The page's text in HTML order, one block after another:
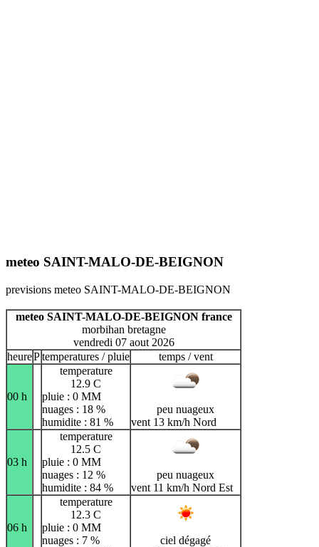
meteo SAINT-MALO-DE-BEIGNON
previsions meteo SAINT-MALO-DE-BEIGNON
meteo SAINT-MALO-DE-BEIGNON france
morbihan bretagne
vendredi 07 aout 2026
heurePtemperatures / pluie temps / vent
00 h
temperature
12.9 C
pluie : 0 MM
nuages : 18 %
humidite : 81 %
peu nuageux
vent 13 km/h Nord
03 h
temperature
12.5 C
pluie : 0 MM
nuages : 12 %
humidite : 84 %
peu nuageux
vent 11 km/h Nord Est
06 h
temperature
12.3 C
pluie : 0 MM
nuages : 7 %
ciel dégagé